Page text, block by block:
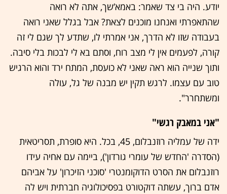
יודע. היה בי צד שאמר: באמא’שך, אתה לא רואה
שהתאפרתי ואנחנו מוכנים לצאת? אבל בגלל שאני רואה
בעבודה שזו לא הדרך, אני אמרתי לו, שתדע לך שגם לי זה
קורה, לפעמים אין לי מצב רוח, וסתם בא לי לבכות בלי סיבה.
ותוך שנייה הוא ראה שאני לא כועסת, המתח ירד והוא הרגיש
טוב עם עצמו. לרגש תקין יש מבנה של גל, עולה
ומשתחרר".
"אני במאבק רגשי"
ידה של עמליה רוזנבלום, 45, בכל. היא סופרת, תסריטאית
(הסדרה 'החדש של עומרי גורדון'), ביימה עם אחיה עידו
רוזנבלום את הסרט הדוקומנטרי 'סוכני הזיכרון' על אביהם
אדם ברוך, עשתה דוקטורט בפסיכולוגיה חברתית ויש לה